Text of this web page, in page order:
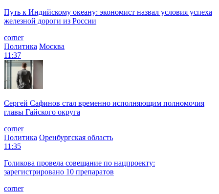
Путь к Индийскому океану: экономист назвал условия успеха
железной дороги из России
corner
Политика Москва
11:37
Сергей Сафинов стал временно исполняющим полномочия
главы Гайского округа
corner
Политика Оренбургская область
11:35
Голикова провела совещание по нацпроекту:
зарегистрировано 10 препаратов
corner